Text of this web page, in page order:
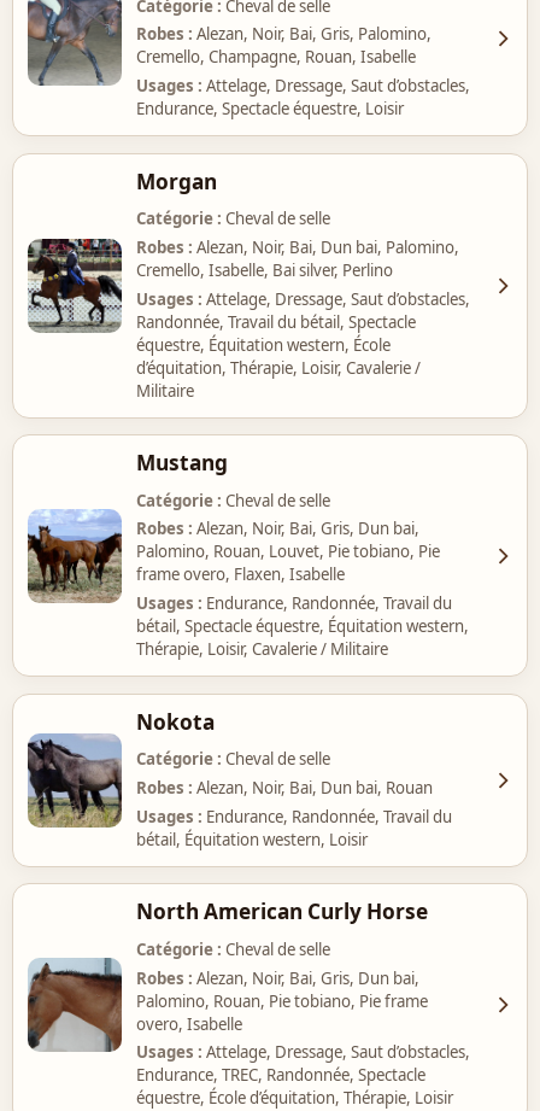
Catégorie Cheval de selle
Robes
Alezan, Noir, Bai, Gris, Palomino,
Cremello, Champagne, Rouan, Isabelle
Usages
Attelage, Dressage, Saut d’obstacles,
Endurance, Spectacle équestre, Loisir
Morgan
Catégorie Cheval de selle
Robes
Alezan, Noir, Bai, Dun bai, Palomino,
Cremello, Isabelle, Bai silver, Perlino
Usages
Attelage, Dressage, Saut d’obstacles,
Randonnée, Travail du bétail, Spectacle
équestre, Équitation western, École
d’équitation, Thérapie, Loisir, Cavalerie /
Militaire
Mustang
Catégorie Cheval de selle
Robes
Alezan, Noir, Bai, Gris, Dun bai,
Palomino, Rouan, Louvet, Pie tobiano, Pie
frame overo, Flaxen, Isabelle
Usages
Endurance, Randonnée, Travail du
bétail, Spectacle équestre, Équitation western,
Thérapie, Loisir, Cavalerie / Militaire
Nokota
Catégorie Cheval de selle
Robes
Alezan, Noir, Bai, Dun bai, Rouan
Usages
Endurance, Randonnée, Travail du
bétail, Équitation western, Loisir
North American Curly Horse
Catégorie Cheval de selle
Robes
Alezan, Noir, Bai, Gris, Dun bai,
Palomino, Rouan, Pie tobiano, Pie frame
overo, Isabelle
Usages
Attelage, Dressage, Saut d’obstacles,
Endurance, TREC, Randonnée, Spectacle
équestre, École d’équitation, Thérapie, Loisir